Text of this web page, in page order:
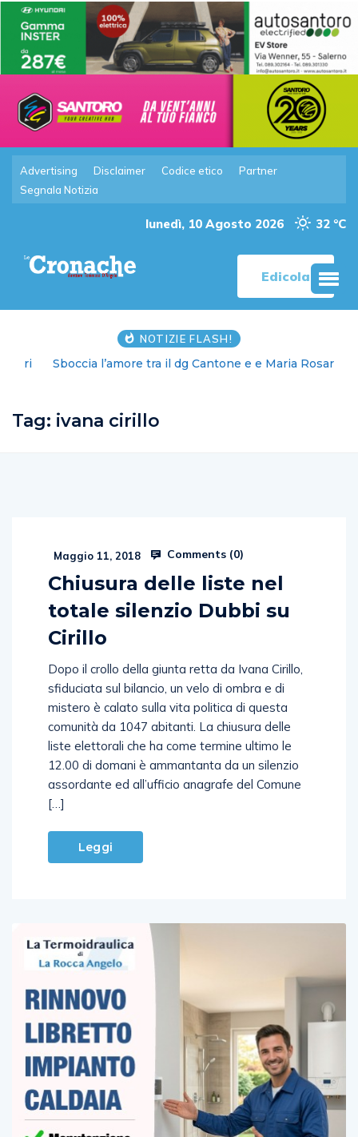
Advertising Disclaimer Codice etico
Partner
Segnala Notizia
lunedì, 10 Agosto 2026 32 °C
Edicola
NOTIZIE FLASH!
Sboccia l’amore tra il dg Cantone e e Maria Rosaria
Maggio 11, 2018
Chiusura delle liste nel
totale silenzio Dubbi su
Dopo il crollo della giunta retta da Ivana Cirillo,
sfiduciata sul bilancio, un velo di ombra e di
mistero è calato sulla vita politica di questa
comunità da 1047 abitanti. La chiusura delle
liste elettorali che ha come termine ultimo le
12.00 di domani è ammantanta da un silenzio
assordante ed all’ufficio anagrafe del Comune
Leggi